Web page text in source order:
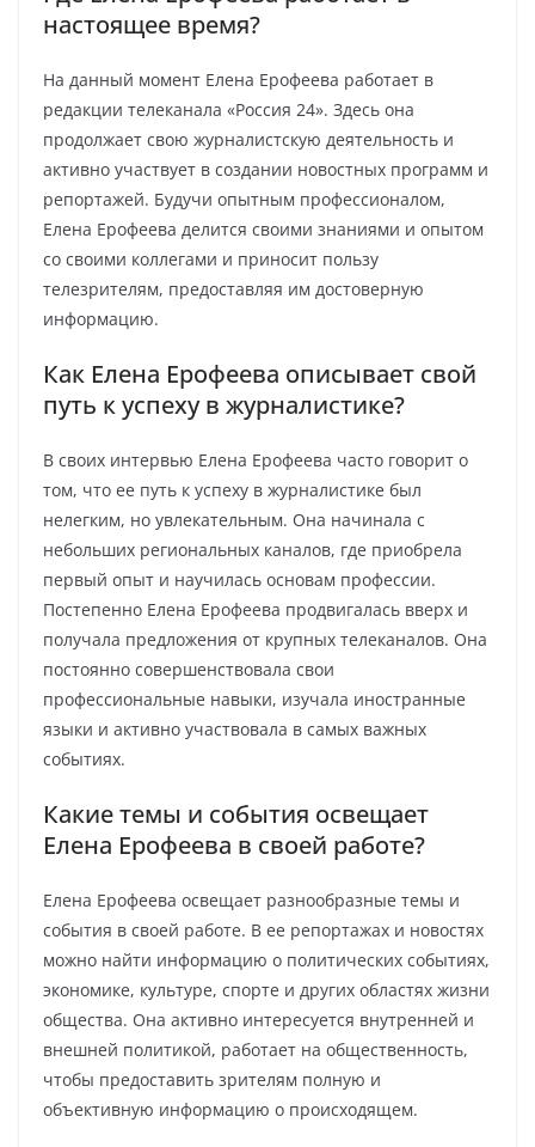
настоящее время?
На данный момент Елена Ерофеева работает в
редакции телеканала «Россия 24». Здесь она
продолжает свою журналистскую деятельность и
активно участвует в создании новостных программ и
репортажей. Будучи опытным профессионалом,
Елена Ерофеева делится своими знаниями и опытом
со своими коллегами и приносит пользу
телезрителям, предоставляя им достоверную
информацию.
Как Елена Ерофеева описывает свой
путь к успеху в журналистике?
В своих интервью Елена Ерофеева часто говорит о
том, что ее путь к успеху в журналистике был
нелегким, но увлекательным. Она начинала с
небольших региональных каналов, где приобрела
первый опыт и научилась основам профессии.
Постепенно Елена Ерофеева продвигалась вверх и
получала предложения от крупных телеканалов. Она
постоянно совершенствовала свои
профессиональные навыки, изучала иностранные
языки и активно участвовала в самых важных
событиях.
Какие темы и события освещает
Елена Ерофеева в своей работе?
Елена Ерофеева освещает разнообразные темы и
события в своей работе. В ее репортажах и новостях
можно найти информацию о политических событиях,
экономике, культуре, спорте и других областях жизни
общества. Она активно интересуется внутренней и
внешней политикой, работает на общественность,
чтобы предоставить зрителям полную и
объективную информацию о происходящем.